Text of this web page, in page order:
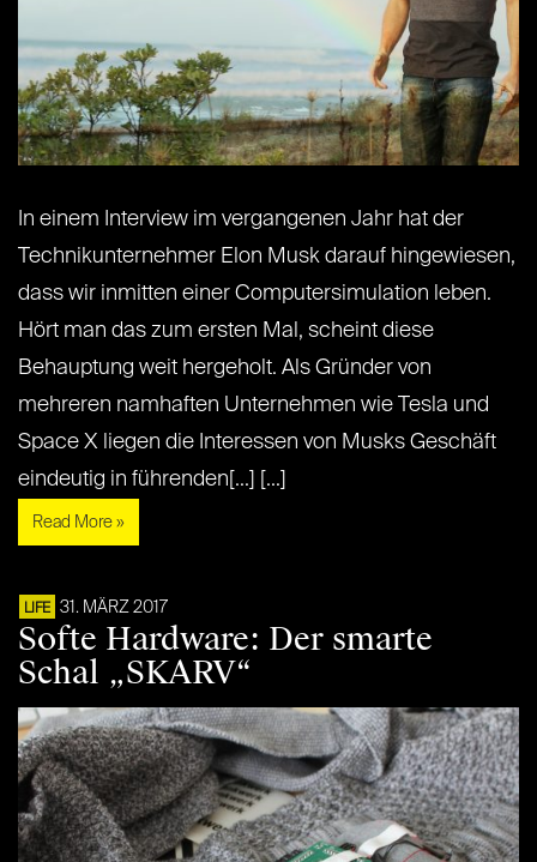
In einem Interview im vergangenen Jahr hat der
Technikunternehmer Elon Musk darauf hingewiesen,
dass wir inmitten einer Computersimulation leben.
Hört man das zum ersten Mal, scheint diese
Behauptung weit hergeholt. Als Gründer von
mehreren namhaften Unternehmen wie Tesla und
Space X liegen die Interessen von Musks Geschäft
eindeutig in führenden[...] [...]
Read More »
LIFE 31. MÄRZ 2017
Softe Hardware: Der smarte
Schal „SKARV“